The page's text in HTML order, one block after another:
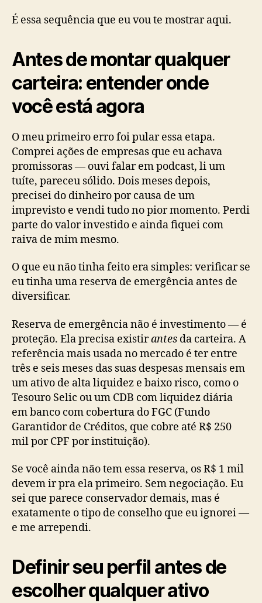
É essa sequência que eu vou te mostrar aqui.
Antes de montar qualquer
carteira: entender onde
você está agora
O meu primeiro erro foi pular essa etapa.
Comprei ações de empresas que eu achava
promissoras — ouvi falar em podcast, li um
tuíte, pareceu sólido. Dois meses depois,
precisei do dinheiro por causa de um
imprevisto e vendi tudo no pior momento. Perdi
parte do valor investido e ainda fiquei com
raiva de mim mesmo.
O que eu não tinha feito era simples: verificar se
eu tinha uma reserva de emergência antes de
diversificar.
Reserva de emergência não é investimento — é
proteção. Ela precisa existirantes da carteira. A
referência mais usada no mercado é ter entre
três e seis meses das suas despesas mensais em
um ativo de alta liquidez e baixo risco, como o
Tesouro Selic ou um CDB com liquidez diária
em banco com cobertura do FGC (Fundo
Garantidor de Créditos, que cobre até R$ 250
mil por CPF por instituição).
Se você ainda não tem essa reserva, os R$ 1 mil
devem ir pra ela primeiro. Sem negociação. Eu
sei que parece conservador demais, mas é
exatamente o tipo de conselho que eu ignorei —
e me arrependi.
Definir seu perfil antes de
escolher qualquer ativo